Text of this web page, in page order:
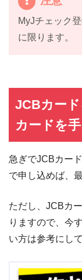
MyJチェック
に限ります。
JCBカー
カードを
急ぎでJCBカー
で申し込めば、
ただし、JCBカ
りますので、今
い方は参考にし